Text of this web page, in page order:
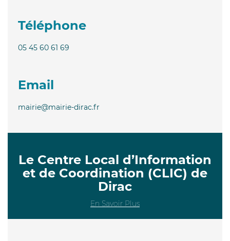
Téléphone
05 45 60 61 69
Email
mairie@mairie-dirac.fr
Le Centre Local d’Information
et de Coordination (CLIC) de
Dirac
En Savoir Plus